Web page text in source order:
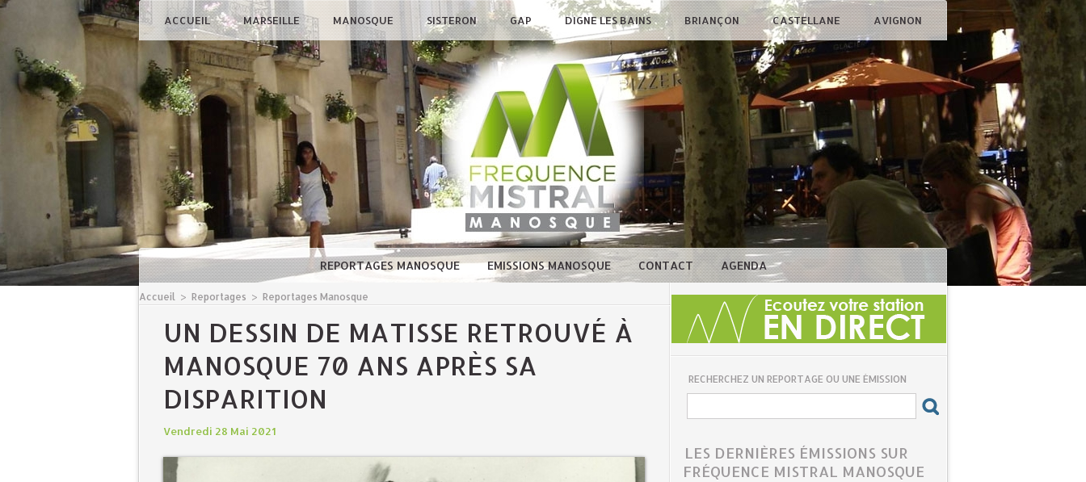
ACCUEIL MARSEILLE MANOSQUE SISTERON GAP DIGNE LES BAINS BRIANÇON CASTELLANE AVIGNON
REPORTAGES MANOSQUE EMISSIONS MANOSQUE CONTACT AGENDA
Accueil > Reportages > Reportages Manosque
UN DESSIN DE MATISSE RETROUVÉ À
MANOSQUE 70 ANS APRÈS SA
DISPARITION
Vendredi 28 Mai 2021
RECHERCHEZ UN REPORTAGE OU UNE ÉMISSION
LES DERNIÈRES ÉMISSIONS SUR
FRÉQUENCE MISTRAL MANOSQUE